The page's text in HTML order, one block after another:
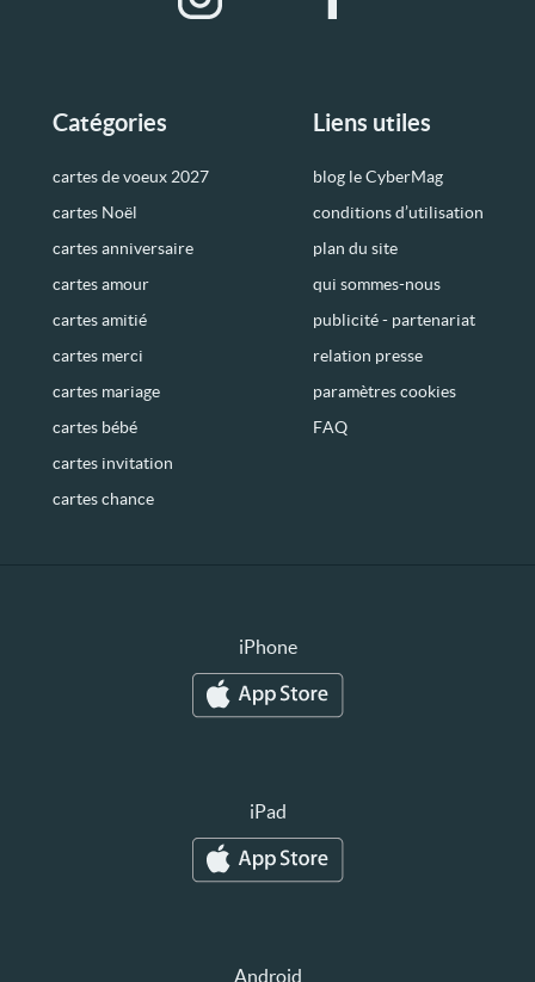
Catégories
cartes de voeux 2027
cartes Noël
cartes anniversaire
cartes amour
cartes amitié
cartes merci
cartes mariage
cartes bébé
cartes invitation
cartes chance
Liens utiles
blog le CyberMag
conditions d’utilisation
plan du site
qui sommes-nous
publicité - partenariat
relation presse
paramètres cookies
FAQ
iPhone
iPad
Android